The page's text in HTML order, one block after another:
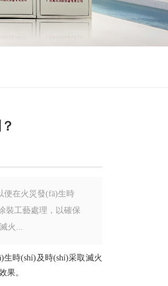
以便在火災發(fā)生時
工藝處理，以確保
火...
生時(shí)及時(shí)采取滅火
。